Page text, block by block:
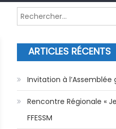
Rechercher :
ARTICLES RÉCENTS
Invitation à l’Assemblée
Rencontre Régionale «
FFESSM